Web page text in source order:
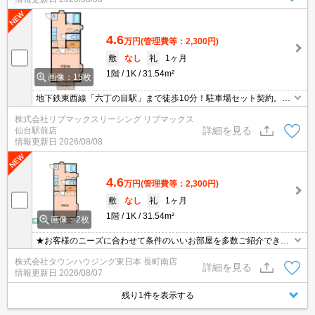
画像：15枚
4.6万円(管理費等：2,300円)
敷
なし 礼
1ヶ月
1階
1K 31.54m²
地下鉄東西線「六丁の目駅」まで徒歩10分！駐車場セット契約。近
隣にはスーパーやコンビニ、ドラックストアもあり生活に便利な立
地です！洗髪洗面化粧台、ロフト付き！弊社の場合仲介手数料は賃
料の0.55ヶ月分です♪初期費用クレジット決済対応しています。
株式会社リブマックスリーシング リブマックス
仙台駅前店
情報更新日 2026/08/08
詳細を見る
画像：2枚
4.6万円(管理費等：2,300円)
敷
なし 礼
1ヶ月
1階
1K 31.54m²
★お客様のニーズに合わせて条件のいいお部屋を多数ご紹介できま
す★賃貸物件のお部屋探しはタウンハウジングへ
株式会社タウンハウジング東日本 長町南店
情報更新日 2026/08/07
詳細を見る
残り1件を表示する